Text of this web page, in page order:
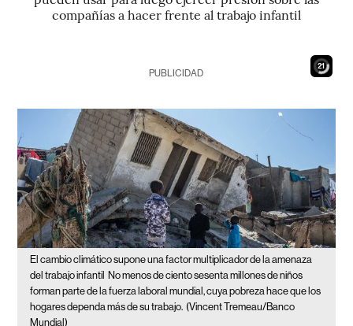
compañías a hacer frente al trabajo infantil
19
PUBLICIDAD
El cambio climático supone una factor multiplicador de la amenaza
del trabajo infantil No menos de ciento sesenta millones de niños
forman parte de la fuerza laboral mundial, cuya pobreza hace que los
hogares dependa más de su trabajo. (Vincent Tremeau/Banco
Mundial)